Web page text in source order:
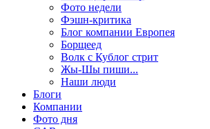
Фото недели
Фэшн-критика
Блог компании Европея
Борщеед
Волк с Кублог стрит
Жы-Шы пиши...
Наши люди
Блоги
Компании
Фото дня